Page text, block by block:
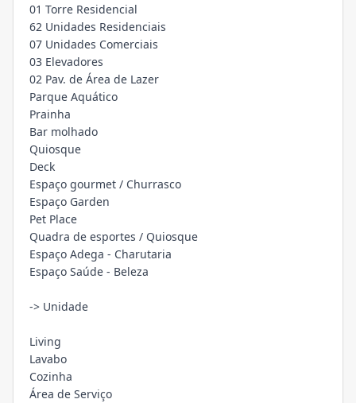
01 Torre Residencial
62 Unidades Residenciais
07 Unidades Comerciais
03 Elevadores
02 Pav. de Área de Lazer
Parque Aquático
Prainha
Bar molhado
Quiosque
Deck
Espaço gourmet / Churrasco
Espaço Garden
Pet Place
Quadra de esportes / Quiosque
Espaço Adega - Charutaria
Espaço Saúde - Beleza
-> Unidade
Living
Lavabo
Cozinha
Área de Serviço